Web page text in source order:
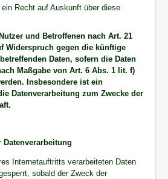
Recht auf Auskunft über diese
und Betroffenen nach Art. 21
Widerspruch gegen die künftige
Daten, sofern die Daten
Maßgabe von Art. 6 Abs. 1 lit. f)
Insbesondere ist ein
Datenverarbeitung zum Zwecke der
Datenverarbeitung
Internetauftritts verarbeiteten Daten
sobald der Zweck der